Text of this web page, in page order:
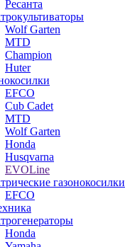
Ресанта
Wolf Garten
MTD
Champion
Huter
EFCO
Cub Cadet
MTD
Wolf Garten
Honda
Husqvarna
EVOLine
газонокосилки
EFCO
Honda